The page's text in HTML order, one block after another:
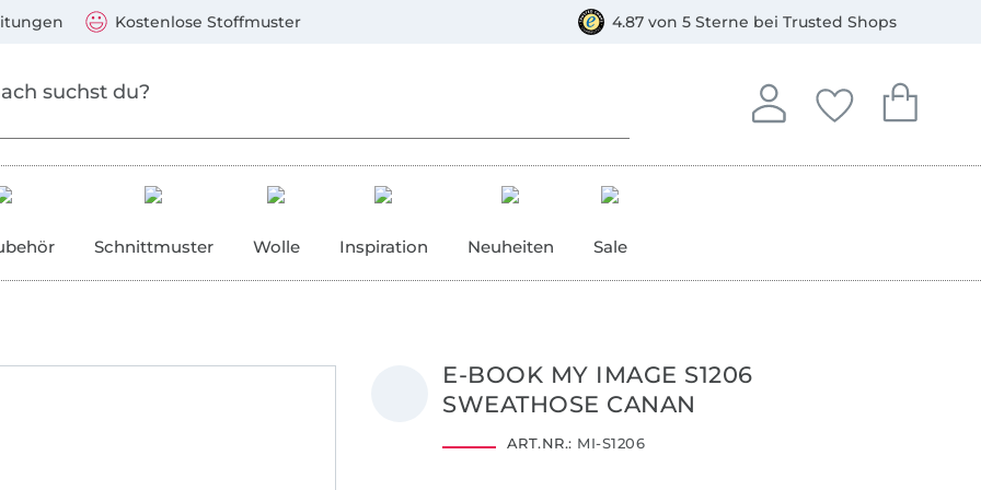
Kostenlose Stoffmuster 4.87 von 5 Sterne bei Trusted Shops
Anmelden
In deinem Konto
Deine
Du hast keine
Dein
Du hast
Schnittmuster Wolle Inspiration Neuheiten Sale
E-BOOK MY IMAGE S1206
SWEATHOSE CANAN
ART.NR.: MI-S1206
Mastercard, PayPal, Giropay, Kauf auf Rechnung, Vorkasse